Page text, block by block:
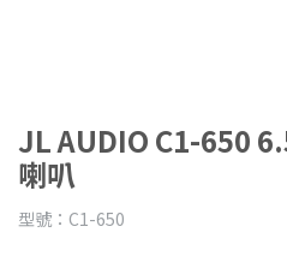
JL AUDIO C1-650
喇叭
型號：C1-650